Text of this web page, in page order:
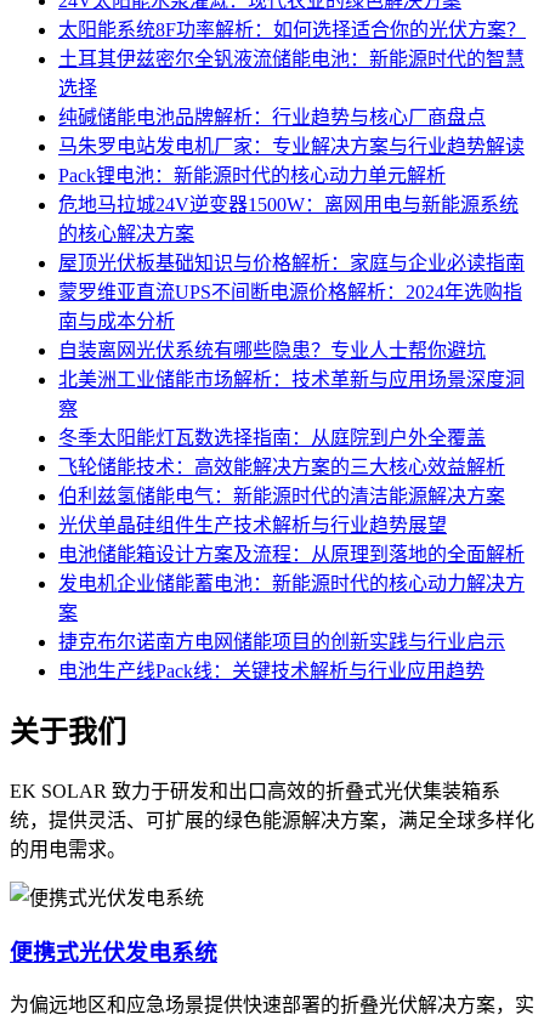
太阳能系统8F功率解析：如何选择适合你的光伏方案？
土耳其伊兹密尔全钒液流储能电池：新能源时代的智慧
选择
纯碱储能电池品牌解析：行业趋势与核心厂商盘点
马朱罗电站发电机厂家：专业解决方案与行业趋势解读
Pack锂电池：新能源时代的核心动力单元解析
危地马拉城24V逆变器1500W：离网用电与新能源系统
的核心解决方案
屋顶光伏板基础知识与价格解析：家庭与企业必读指南
蒙罗维亚直流UPS不间断电源价格解析：2024年选购指
南与成本分析
自装离网光伏系统有哪些隐患？专业人士帮你避坑
北美洲工业储能市场解析：技术革新与应用场景深度洞
察
冬季太阳能灯瓦数选择指南：从庭院到户外全覆盖
飞轮储能技术：高效能解决方案的三大核心效益解析
伯利兹氢储能电气：新能源时代的清洁能源解决方案
光伏单晶硅组件生产技术解析与行业趋势展望
电池储能箱设计方案及流程：从原理到落地的全面解析
发电机企业储能蓄电池：新能源时代的核心动力解决方
案
捷克布尔诺南方电网储能项目的创新实践与行业启示
电池生产线Pack线：关键技术解析与行业应用趋势
关于我们
EK SOLAR 致力于研发和出口高效的折叠式光伏集装箱系
统，提供灵活、可扩展的绿色能源解决方案，满足全球多样化
的用电需求。
便携式光伏发电系统
为偏远地区和应急场景提供快速部署的折叠光伏解决方案，实